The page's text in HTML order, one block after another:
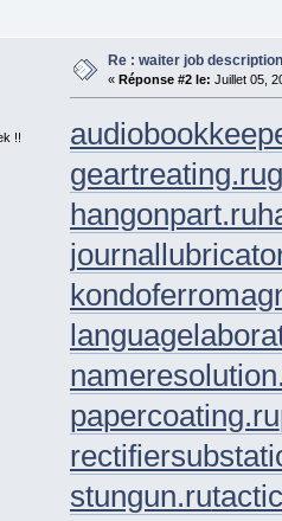
!!
Re : waiter job
« Réponse #2 le: Juillet 05,
geartreating.ru
hangonpart.ru
papercoating.ru
stungun.ru